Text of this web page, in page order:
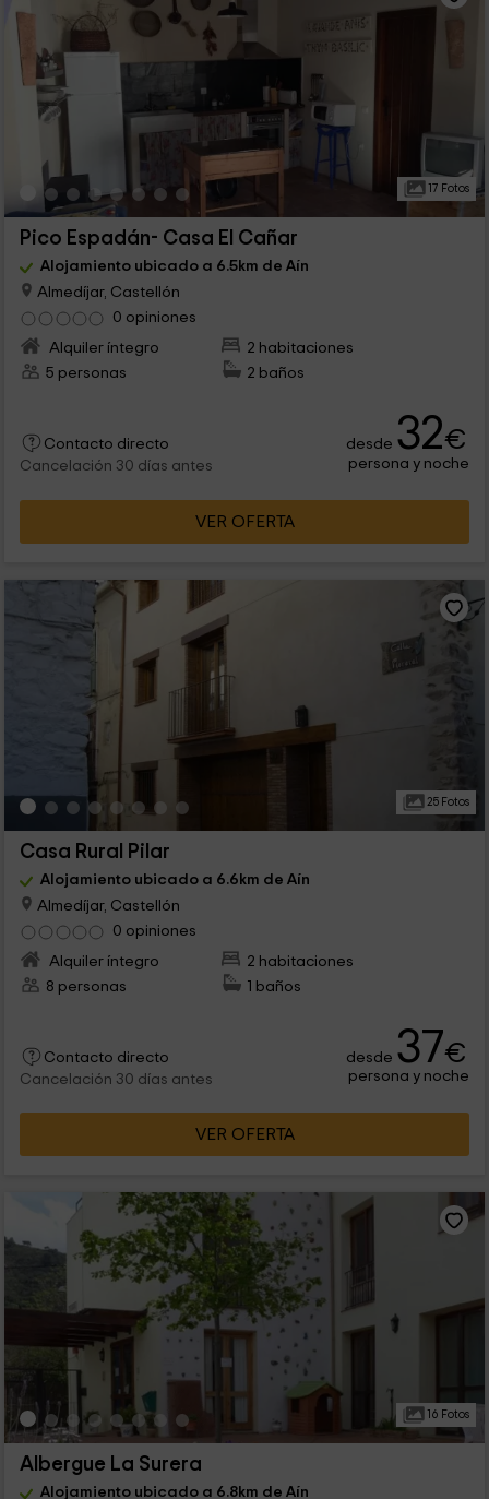
17 Fotos
Pico Espadán- Casa El Cañar
Alojamiento ubicado a 6.5km de Aín
Almedíjar, Castellón
0 opiniones
Alquiler íntegro
2 habitaciones
5 personas
2 baños
Contacto directo
Cancelación 30 días antes
desde 32€
persona y noche
VER OFERTA
25 Fotos
Casa Rural Pilar
Alojamiento ubicado a 6.6km de Aín
Almedíjar, Castellón
0 opiniones
Alquiler íntegro
2 habitaciones
8 personas
1 baños
Contacto directo
Cancelación 30 días antes
desde 37€
persona y noche
VER OFERTA
16 Fotos
Albergue La Surera
Alojamiento ubicado a 6.8km de Aín